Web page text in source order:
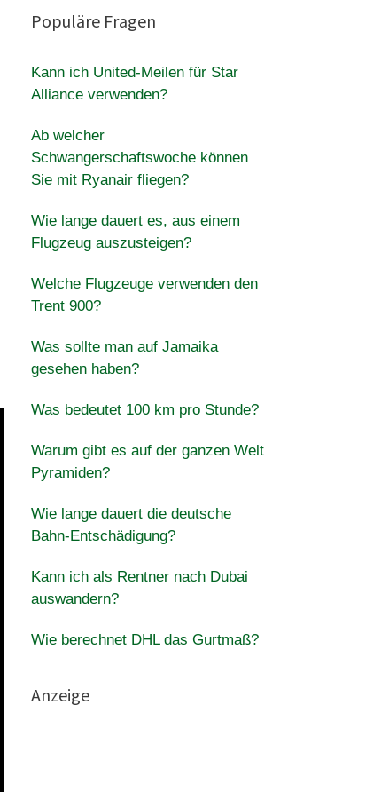
Populäre Fragen
Kann ich United-Meilen für Star
Alliance verwenden?
Ab welcher
Schwangerschaftswoche können
Sie mit Ryanair fliegen?
Wie lange dauert es, aus einem
Flugzeug auszusteigen?
Welche Flugzeuge verwenden den
Trent 900?
Was sollte man auf Jamaika
gesehen haben?
Was bedeutet 100 km pro Stunde?
Warum gibt es auf der ganzen Welt
Pyramiden?
Wie lange dauert die deutsche
Bahn-Entschädigung?
Kann ich als Rentner nach Dubai
auswandern?
Wie berechnet DHL das Gurtmaß?
Anzeige